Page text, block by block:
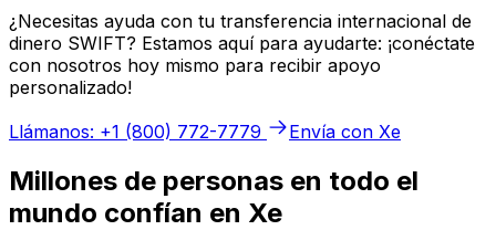
¿Necesitas ayuda con tu transferencia internacional de
dinero SWIFT? Estamos aquí para ayudarte: ¡conéctate
con nosotros hoy mismo para recibir apoyo
personalizado!
Llámanos: +1 (800) 772-7779
Envía con Xe
Millones de personas en todo el
mundo confían en Xe